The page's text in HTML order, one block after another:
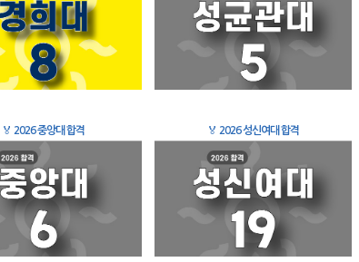
🏅 2026 중앙대 합격 🏅 2026 성신여대 합격